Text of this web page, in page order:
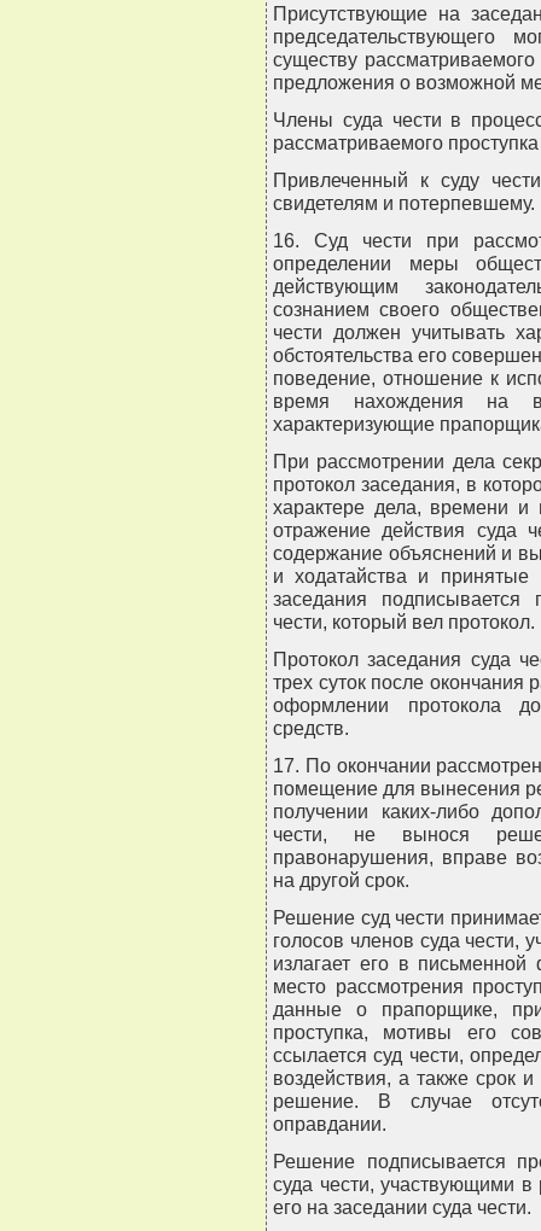
Присутствующие на
председательствующего
существу
предложения о возможной
Члены суда чести в
рассматриваемого
Привлеченный к суду
свидетелям и потерпевшему.
16. Суд чести при
определении меры
действующим
сознанием своего
чести должен учитывать
обстоятельства его
поведение, отношение к
время нахождения на
характеризующие
При рассмотрении дела
протокол заседания, в
характере дела, времени и
отражение действия суда
содержание объяснений и
и ходатайства и
заседания
чести, который вел протокол.
Протокол заседания суда
трех суток после окончания
оформлении протокола
средств.
17. По окончании
помещение для вынесения
получении каких-либо
чести, не вынося
правонарушения, вправе
на другой срок.
Решение суд чести
голосов членов суда чести,
излагает его в
место рассмотрения
данные о прапорщике,
проступка, мотивы его
ссылается суд чести,
воздействия, а также срок
решение. В случае
оправдании.
Решение подписывается
суда чести, участвующими в
его на заседании суда чести.